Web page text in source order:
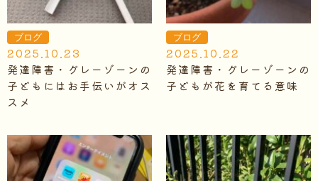
ブログ
2025.10.23
発達障害・グレーゾーンの
子どもにはお手伝いがオス
スメ
ブログ
2025.10.22
発達障害・グレーゾーンの
子どもが花を育てる意味